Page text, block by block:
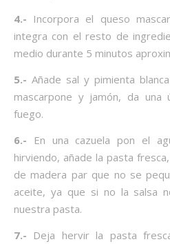
4.- Incorpora el queso
integra con el resto de
medio durante 5 minutos
5.- Añade sal y pimienta
mascarpone y jamón, da
fuego.
6.- En una cazuela pon el
hirviendo, añade la pasta
de madera par que no se
aceite, ya que si no la salsa
nuestra pasta.
7.- Deja hervir la pasta